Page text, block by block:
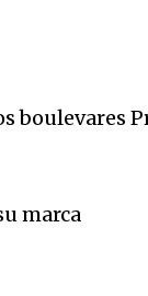
boulevares
marca